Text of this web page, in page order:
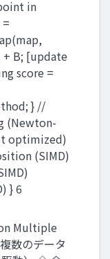
in
+ B; [update
score =
} //
(Newton-
optimized)
(SIMD)
} 6
Multiple
数のデータ